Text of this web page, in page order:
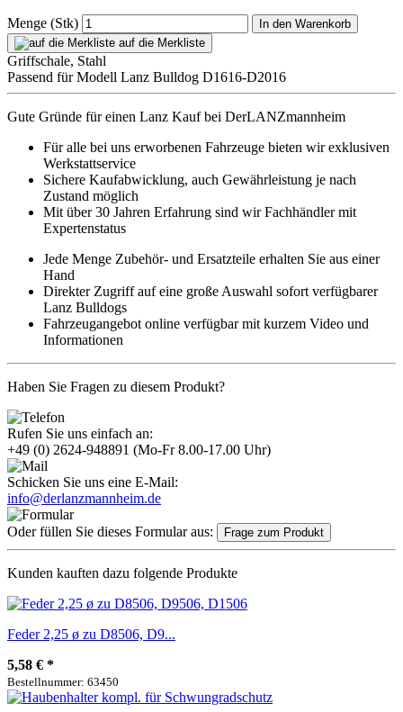
Menge (Stk)
In den Warenkorb
auf die Merkliste
Griffschale, Stahl
Passend für Modell Lanz Bulldog D1616-D2016
Gute Gründe für einen Lanz Kauf bei DerLANZmannheim
Für alle bei uns erworbenen Fahrzeuge bieten wir exklusiven
Werkstattservice
Sichere Kaufabwicklung, auch Gewährleistung je nach
Zustand möglich
Mit über 30 Jahren Erfahrung sind wir Fachhändler mit
Expertenstatus
Jede Menge Zubehör- und Ersatzteile erhalten Sie aus einer
Hand
Direkter Zugriff auf eine große Auswahl sofort verfügbarer
Lanz Bulldogs
Fahrzeugangebot online verfügbar mit kurzem Video und
Informationen
Haben Sie Fragen zu diesem Produkt?
Rufen Sie uns einfach an:
+49 (0) 2624-948891 (Mo-Fr 8.00-17.00 Uhr)
Schicken Sie uns eine E-Mail:
info@derlanzmannheim.de
Oder füllen Sie dieses Formular aus: Frage zum Produkt
Kunden kauften dazu folgende Produkte
Feder 2,25 ø zu D8506, D9...
5,58 € *
Bestellnummer: 63450